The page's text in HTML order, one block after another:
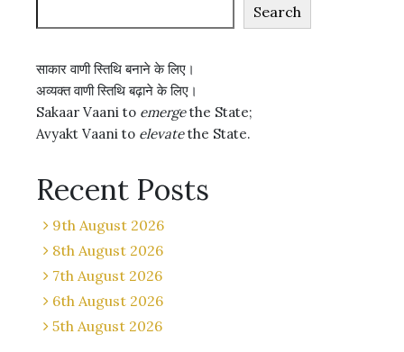
Search
साकार वाणी स्तिथि बनाने के लिए।
अव्यक्त वाणी स्तिथि बढ़ाने के लिए।
Sakaar Vaani to emergethe State;
Avyakt Vaani to elevatethe State.
Recent Posts
9th August 2026
8th August 2026
7th August 2026
6th August 2026
5th August 2026